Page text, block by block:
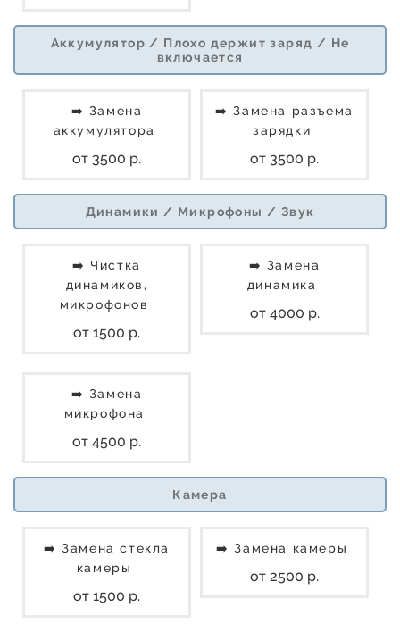
Аккумулятор / Плохо держит заряд / Не
включается
➡️ Замена
аккумулятора
от 3500 р.
➡️ Замена разъема
зарядки
от 3500 р.
Динамики / Микрофоны / Звук
➡️ Чистка
динамиков,
микрофонов
от 1500 р.
➡️ Замена
динамика
от 4000 р.
➡️ Замена
микрофона
от 4500 р.
Камера
➡️ Замена стекла
камеры
от 1500 р.
➡️ Замена камеры
от 2500 р.